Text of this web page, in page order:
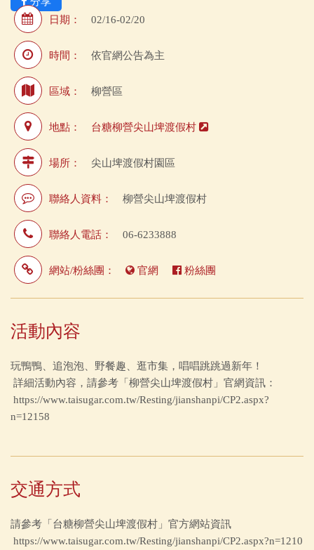
日期：
02/16-02/20
時間： 依官網公告為主
區域： 柳營區
地點： 台糖柳營尖山埤渡假村
場所： 尖山埤渡假村園區
聯絡人資料： 柳營尖山埤渡假村
聯絡人電話： 06-6233888
網站/粉絲團： 官網 粉絲團
活動內容
玩鴨鴨、追泡泡、野餐趣、逛市集，唱唱跳跳過新年！
詳細活動內容，請參考「柳營尖山埤渡假村」官網資訊：
https://www.taisugar.com.tw/Resting/jianshanpi/CP2.aspx?
n=12158
交通方式
請參考「台糖柳營尖山埤渡假村」官方網站資訊
https://www.taisugar.com.tw/Resting/jianshanpi/CP2.aspx?n=1210